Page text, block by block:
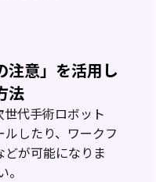
注意」を活用し
法
代手術ロボット
したり、ワークフ
が可能になりま